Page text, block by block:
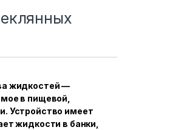
жидкостей —
в пищевой,
Устройство имеет
жидкости в банки,